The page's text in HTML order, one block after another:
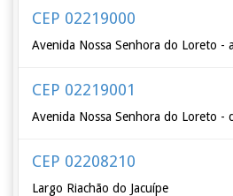
CEP 02219000
Avenida Nossa Senhora do Loreto -
CEP 02219001
Avenida Nossa Senhora do Loreto -
CEP 02208210
Largo Riachão do Jacuípe